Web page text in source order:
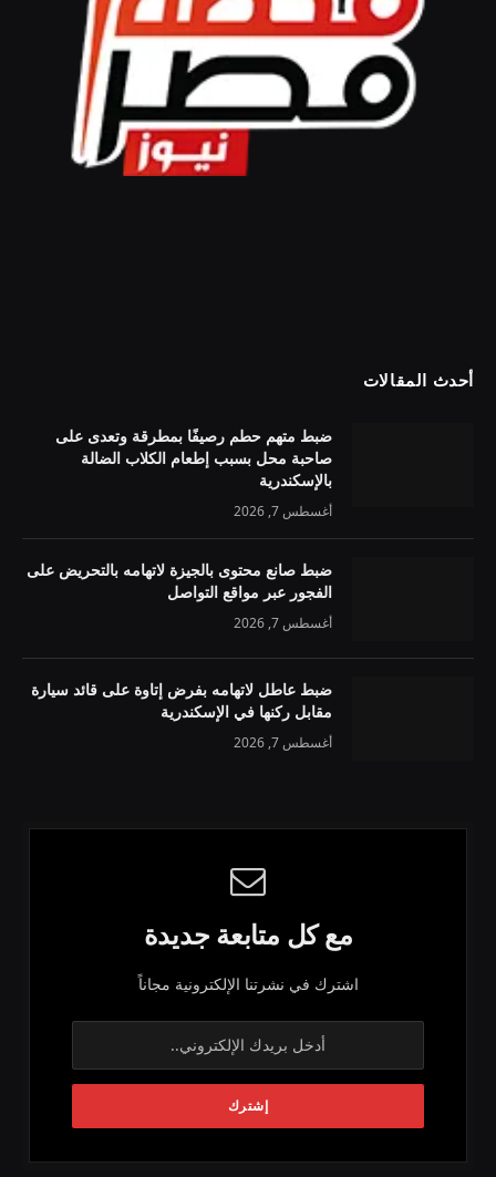
أحدث المقالات
ضبط متهم حطم رصيفًا بمطرقة وتعدى على
صاحبة محل بسبب إطعام الكلاب الضالة
بالإسكندرية
أغسطس 7, 2026
ضبط صانع محتوى بالجيزة لاتهامه بالتحريض على
الفجور عبر مواقع التواصل
أغسطس 7, 2026
ضبط عاطل لاتهامه بفرض إتاوة على قائد سيارة
مقابل ركنها في الإسكندرية
أغسطس 7, 2026
مع كل متابعة جديدة
اشترك في نشرتنا الإلكترونية مجاناً